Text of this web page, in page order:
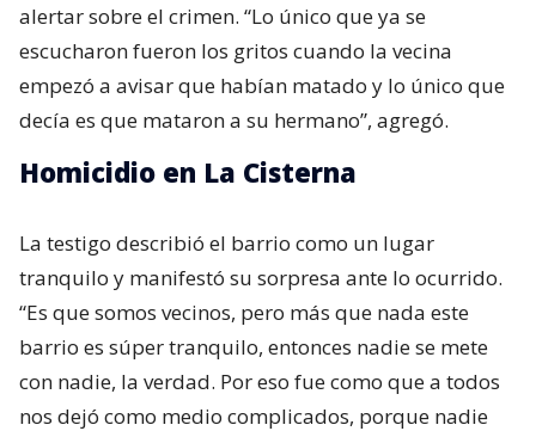
alertar sobre el crimen. “Lo único que ya se
escucharon fueron los gritos cuando la vecina
empezó a avisar que habían matado y lo único que
decía es que mataron a su hermano”, agregó.
Homicidio en La Cisterna
La testigo describió el barrio como un lugar
tranquilo y manifestó su sorpresa ante lo ocurrido.
“Es que somos vecinos, pero más que nada este
barrio es súper tranquilo, entonces nadie se mete
con nadie, la verdad. Por eso fue como que a todos
nos dejó como medio complicados, porque nadie